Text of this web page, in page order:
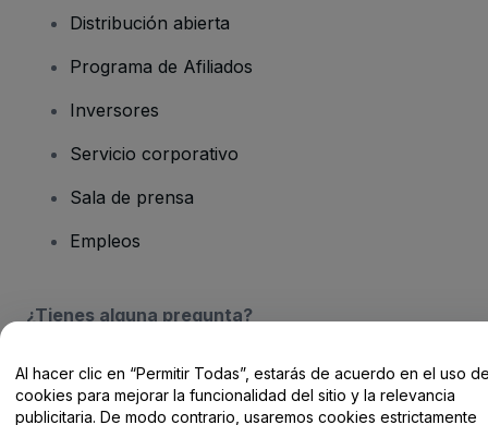
Distribución abierta
Programa de Afiliados
Inversores
Servicio corporativo
Sala de prensa
Empleos
¿Tienes alguna pregunta?
Centro de Ayuda / Contacto
Al hacer clic en “Permitir Todas”, estarás de acuerdo en el uso
cookies para mejorar la funcionalidad del sitio y la relevancia
publicitaria. De modo contrario, usaremos cookies estrictamente